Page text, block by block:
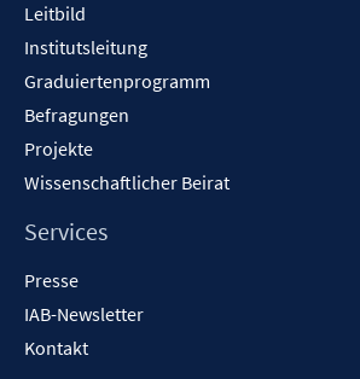
Leitbild
Institutsleitung
Graduiertenprogramm
Befragungen
Projekte
Wissenschaftlicher Beirat
Services
Presse
IAB-Newsletter
Kontakt